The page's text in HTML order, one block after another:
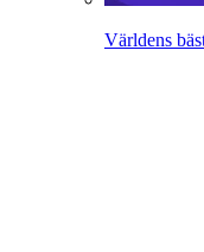
Världens